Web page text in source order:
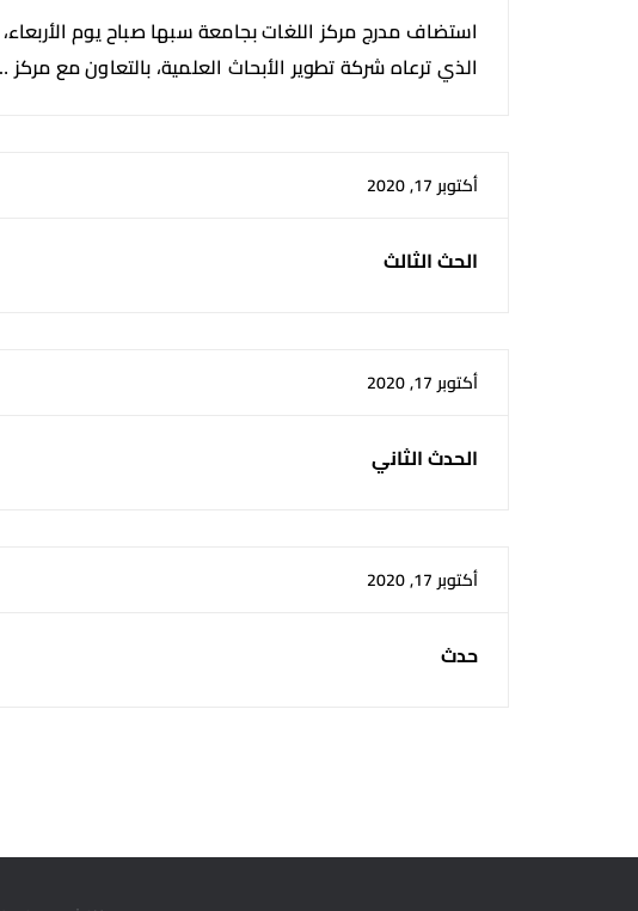
الذي ترعاه شركة تطوير الأبحاث العلمية، بالتعاون مع مركز
أكتوبر 17, 2020
الحث الثالث
أكتوبر 17, 2020
الحدث الثاني
أكتوبر 17, 2020
حدث